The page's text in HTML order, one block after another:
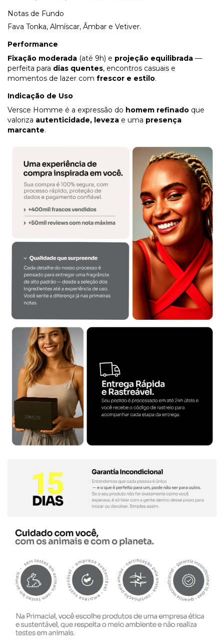
Notas de Fundo
Fava Tonka, Almíscar, Âmbar e Vetiver.
Performance
Fixação moderada (até 9h) e projeção equilibrada —
perfeita para dias quentes, encontros casuais e
momentos de lazer com frescor e estilo.
Indicação de Uso
Versce Homme é a expressão do homem refinado que
valoriza autenticidade, leveza e uma presença
marcante.